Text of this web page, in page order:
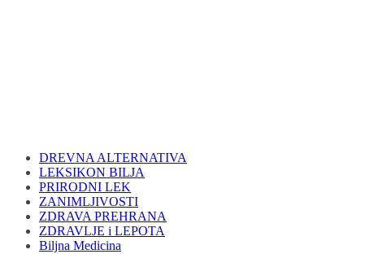
DREVNA ALTERNATIVA
LEKSIKON BILJA
PRIRODNI LEK
ZANIMLJIVOSTI
ZDRAVA PREHRANA
ZDRAVLJE i LEPOTA
Biljna Medicina